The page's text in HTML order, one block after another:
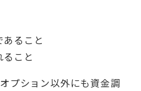
ること
こと
プション以外にも資金調